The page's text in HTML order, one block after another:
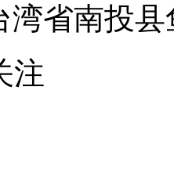
湾省南投
注